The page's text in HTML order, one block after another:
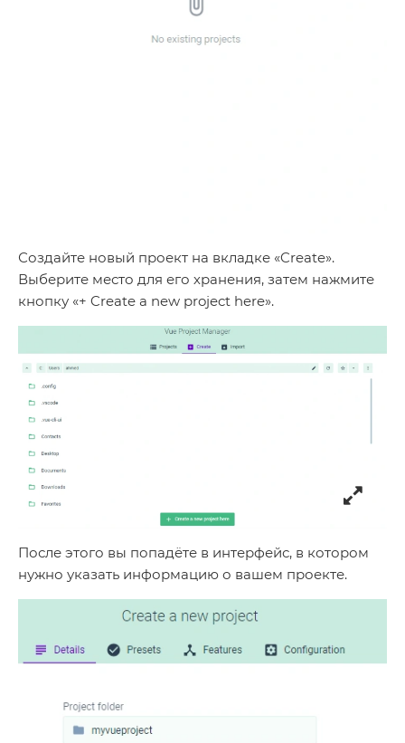
Создайте новый проект на вкладке «Create».
Выберите место для его хранения, затем нажмите
кнопку «+ Create a new project here».
После этого вы попадёте в интерфейс, в котором
нужно указать информацию о вашем проекте.